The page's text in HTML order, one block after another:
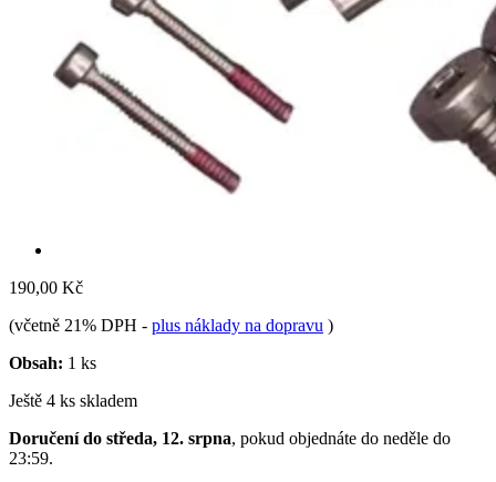
190,00 Kč
(včetně 21% DPH - plus náklady na dopravu )
Obsah: 1 ks
Ještě 4 ks skladem
Doručení do středa, 12. srpna, pokud objednáte do neděle do
23:59.